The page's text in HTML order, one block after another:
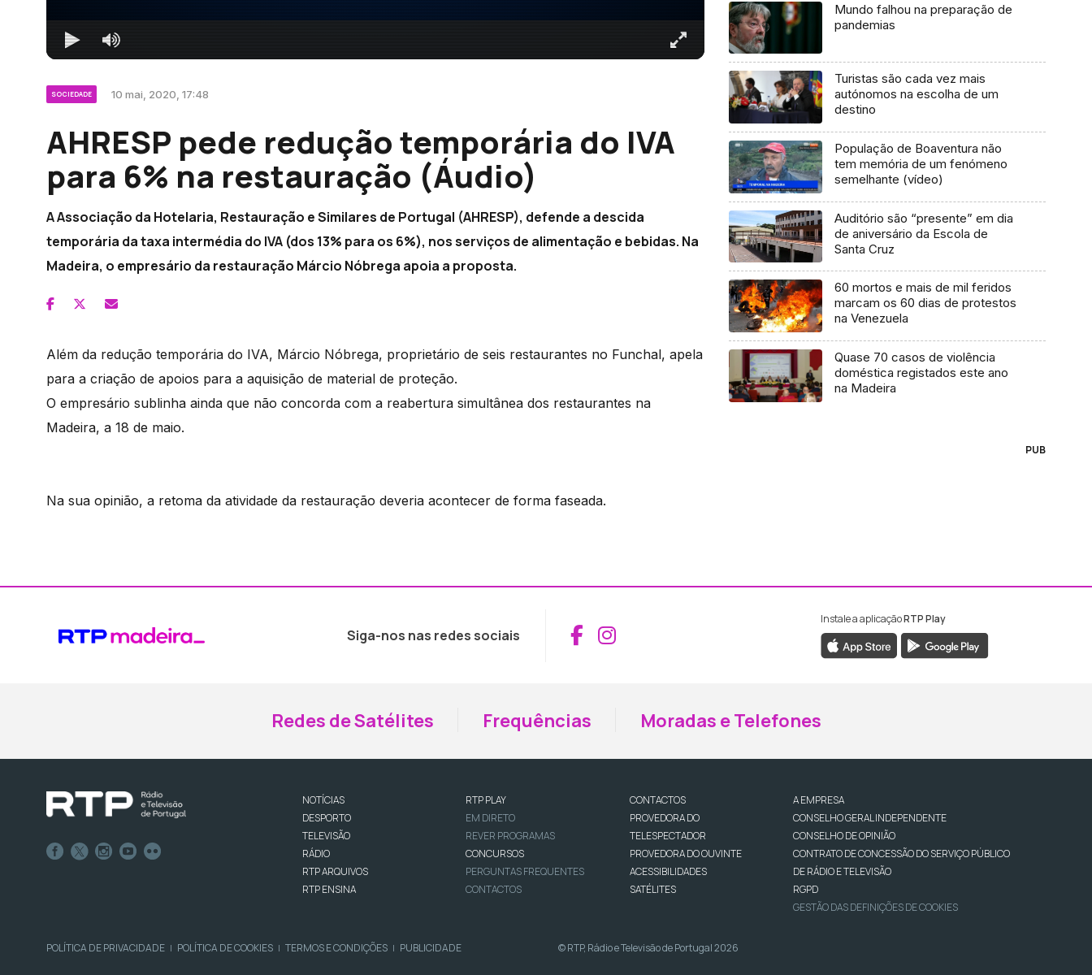
SOCIEDADE 10 mai, 2020, 17:48
AHRESP pede redução temporária do IVA
para 6% na restauração (Áudio)
A Associação da Hotelaria, Restauração e Similares de Portugal (AHRESP), defende a descida
temporária da taxa intermédia do IVA (dos 13% para os 6%), nos serviços de alimentação e bebidas. Na
Madeira, o empresário da restauração Márcio Nóbrega apoia a proposta.
Além da redução temporária do IVA, Márcio Nóbrega, proprietário de seis restaurantes no Funchal, apela
para a criação de apoios para a aquisição de material de proteção.
O empresário sublinha ainda que não concorda com a reabertura simultânea dos restaurantes na
Madeira, a 18 de maio.
Na sua opinião, a retoma da atividade da restauração deveria acontecer de forma faseada.
Mundo falhou na preparação de
pandemias
Turistas são cada vez mais
autónomos na escolha de um
destino
População de Boaventura não
tem memória de um fenómeno
semelhante (vídeo)
Auditório são “presente” em dia
de aniversário da Escola de
Santa Cruz
60 mortos e mais de mil feridos
marcam os 60 dias de protestos
na Venezuela
Quase 70 casos de violência
doméstica registados este ano
na Madeira
PUB
Siga-nos nas redes sociais Aceder ao Facebook da RTP Madeira
Aceder ao Instagram da RTP Madeira
Instale a aplicaçãoRTP Play
Redes de Satélites Frequências Moradas e Telefones
NOTÍCIAS
DESPORTO
TELEVISÃO
RÁDIO
RTP ARQUIVOS
RTP ENSINA
RTP PLAY
EM DIRETO
REVER PROGRAMAS
CONCURSOS
PERGUNTAS FREQUENTES
CONTACTOS
CONTACTOS
PROVEDORA DO
TELESPECTADOR
PROVEDORA DO OUVINTE
ACESSIBILIDADES
SATÉLITES
A EMPRESA
CONSELHO GERAL INDEPENDENTE
CONSELHO DE OPINIÃO
CONTRATO DE CONCESSÃO DO SERVIÇO PÚBLICO
DE RÁDIO E TELEVISÃO
RGPD
GESTÃO DAS DEFINIÇÕES DE COOKIES
POLÍTICA DE PRIVACIDADE | POLÍTICA DE COOKIES | TERMOS E CONDIÇÕES | PUBLICIDADE © RTP, Rádio e Televisão de Portugal 2026